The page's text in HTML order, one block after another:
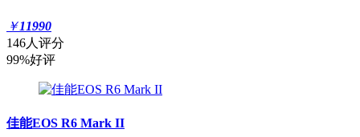
￥11990
146人评分
99%好评
佳能EOS R6 Mark II